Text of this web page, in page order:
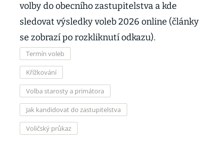
volby do obecního zastupitelstva a kde
sledovat výsledky voleb 2026 online (články
se zobrazí po rozkliknutí odkazu).
Termín voleb
Křížkování
Volba starosty a primátora
Jak kandidovat do zastupitelstva
Voličský průkaz